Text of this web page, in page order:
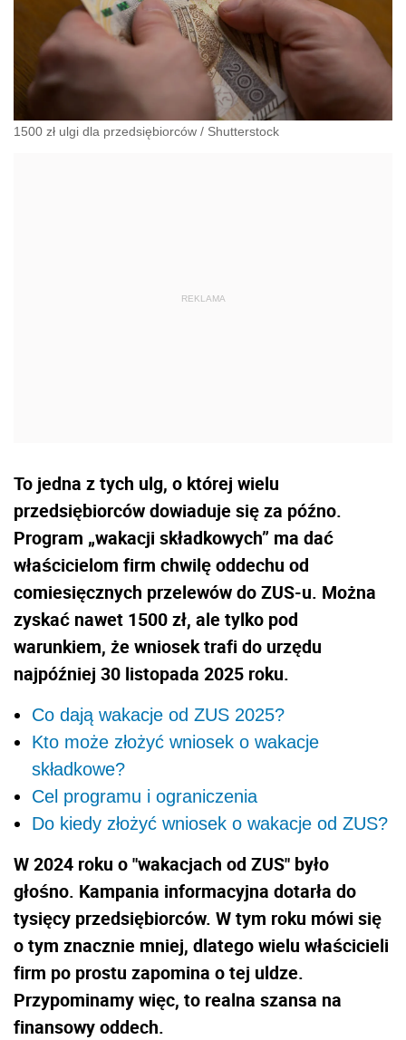
1500 zł ulgi dla przedsiębiorców / Shutterstock
To jedna z tych ulg, o której wielu
przedsiębiorców dowiaduje się za późno.
Program „wakacji składkowych” ma dać
właścicielom firm chwilę oddechu od
comiesięcznych przelewów do ZUS-u. Można
zyskać nawet 1500 zł, ale tylko pod
warunkiem, że wniosek trafi do urzędu
najpóźniej 30 listopada 2025 roku.
Co dają wakacje od ZUS 2025?
Kto może złożyć wniosek o wakacje
składkowe?
Cel programu i ograniczenia
Do kiedy złożyć wniosek o wakacje od ZUS?
W 2024 roku o "wakacjach od ZUS" było
głośno. Kampania informacyjna dotarła do
tysięcy przedsiębiorców. W tym roku mówi się
o tym znacznie mniej, dlatego wielu właścicieli
firm po prostu zapomina o tej uldze.
Przypominamy więc, to realna szansa na
finansowy oddech.